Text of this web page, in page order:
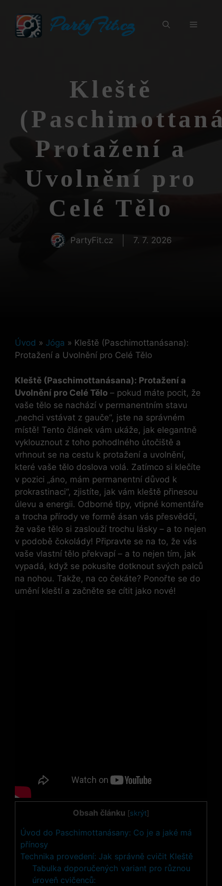
obsah
PartyFit.cz Menu
Kleště
Protažení a
Uvolnění pro
Celé Tělo
PartyFit.cz 7. 7. 2026
Úvod » Jóga » Kleště (Paschimottanásana):
Protažení a Uvolnění pro Celé Tělo
Kleště (Paschimottanásana): Protažení a
Uvolnění pro Celé Tělo – pokud máte pocit, že
vaše tělo se nachází v permanentním stavu
„nechci vstávat z gauče“, jste na správném
místě! Tento článek vám ukáže, jak elegantně
vyklouznout z toho pohodlného útočiště a
vrhnout se na cestu k protažení a uvolnění,
které vaše tělo doslova volá. Zatímco si klečíte
v pozici „áno, mám permanentní důvod k
prokrastinaci“, zjistíte, jak vám kleště přinesou
úlevu a energii. Odborné tipy, vtipné komentáře
a trocha přírody ve formě ásan vás přesvědčí,
že vaše tělo si zaslouží trochu lásky – a to nejen
v podobě čokolády! Připravte se na to, že vás
vaše vlastní tělo překvapí – a to nejen tím, jak
vypadá, když se pokusíte dotknout svých palců
na nohou. Takže, na co čekáte? Ponořte se do
umění kleští a začněte se cítit jako nové!
Obsah článku [skrýt]
Úvod do Paschimottanásany: Co je a jaké má
přínosy
Technika provedení: Jak správně cvičit Kleště
Tabulka doporučených variant pro různou
úroveň cvičenců: